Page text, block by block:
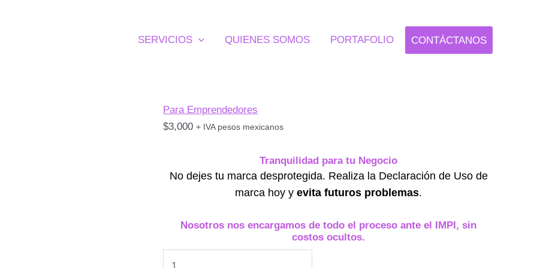
SERVICIOS QUIENES SOMOS PORTAFOLIO CONTÁCTANOS
Para Emprendedores
$3,000 + IVA pesos mexicanos
Tranquilidad para tu Negocio
No dejes tu marca desprotegida. Realiza la Declaración de Uso de
marca hoy y evita futuros problemas.
Nosotros nos encargamos de todo el proceso ante el IMPI, sin
costos ocultos.
Uso
el
IMPI
ante
cantidad